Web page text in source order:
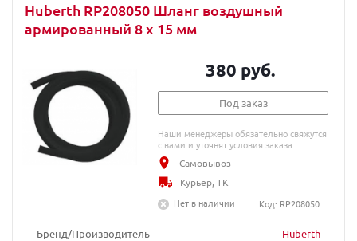
Huberth RP208050 Шланг воздушный
армированный 8 х 15 мм
Бренд/Производитель Huberth
380 руб.
Под заказ
Наши менеджеры обязательно свяжутся
с вами и уточнят условия заказа
Самовывоз
Курьер, ТК
Нет в наличии
Код: RP208050